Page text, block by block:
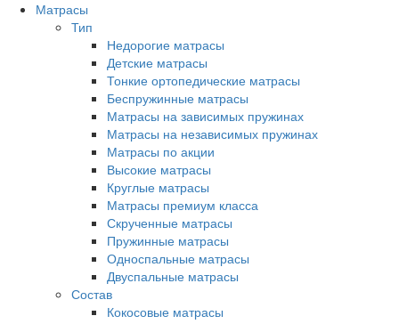
Матрасы
Тип
Недорогие матрасы
Детские матрасы
Тонкие ортопедические матрасы
Беспружинные матрасы
Матрасы на зависимых пружинах
Матрасы на независимых пружинах
Матрасы по акции
Высокие матрасы
Круглые матрасы
Матрасы премиум класса
Скрученные матрасы
Пружинные матрасы
Односпальные матрасы
Двуспальные матрасы
Состав
Кокосовые матрасы